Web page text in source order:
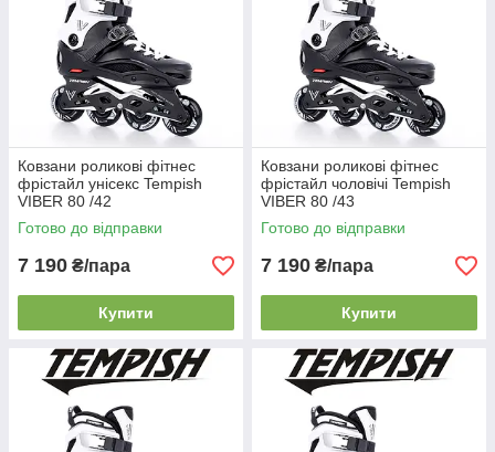
Ковзани роликові фітнес
фрістайл унісекс Tempish
VIBER 80 /42
Готово до відправки
7 190 ₴/пара
Купити
Ковзани роликові фітнес
фрістайл чоловічі Tempish
VIBER 80 /43
Готово до відправки
7 190 ₴/пара
Купити